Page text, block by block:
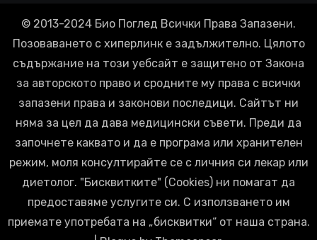
© 2013-2024 Био Поглед Всички Права Запазени.
Позоваването с хиперлинк е задължително. Цялото
съдържание на този уебсайт е защитено от Закона
за авторското право и сродните му права с всички
запазени права и законови последици. Сайтът ни
няма за цел да дава медицински съвети. Преди да
започнете каквато и да е програма или хранителен
режим, моля консултирайте се с личния си лекар или
диетолог. "Бисквитките" (Cookies) ни помагат да
предоставяме услугите си. С използването им
приемате употребата на „бисквитки“ от наша страна.